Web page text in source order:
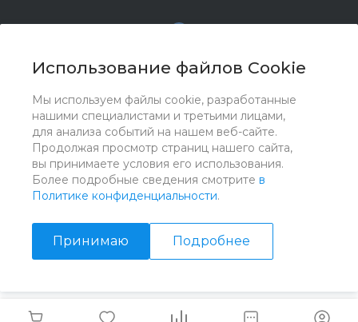
Использование файлов Cookie
Мы используем файлы cookie, разработанные
нашими специалистами и третьими лицами,
для анализа событий на нашем веб-сайте.
Продолжая просмотр страниц нашего сайта,
вы принимаете условия его использования.
Более подробные сведения смотрите в
Политике конфиденциальности.
Принимаю Подробнее
© 2017 - 2026 ООО "Комплектстрой 41", Все права
защищены